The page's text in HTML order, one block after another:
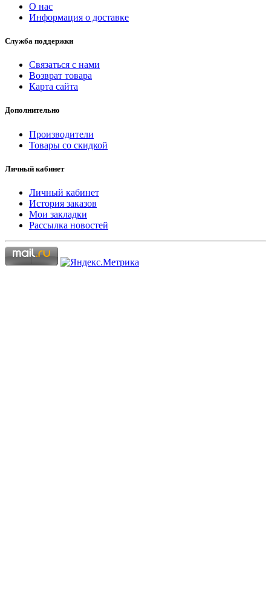
О нас
Информация о доставке
Служба поддержки
Связаться с нами
Возврат товара
Карта сайта
Дополнительно
Производители
Товары со скидкой
Личный кабинет
Личный кабинет
История заказов
Мои закладки
Рассылка новостей